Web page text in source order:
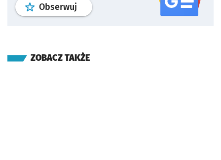
Obserwuj profil serwisu
ZOBACZ TAKŻE